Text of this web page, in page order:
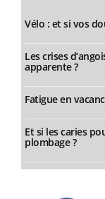
Vélo : et si vos
Les crises
apparente ?
Fatigue en
Et si les caries
plombage ?